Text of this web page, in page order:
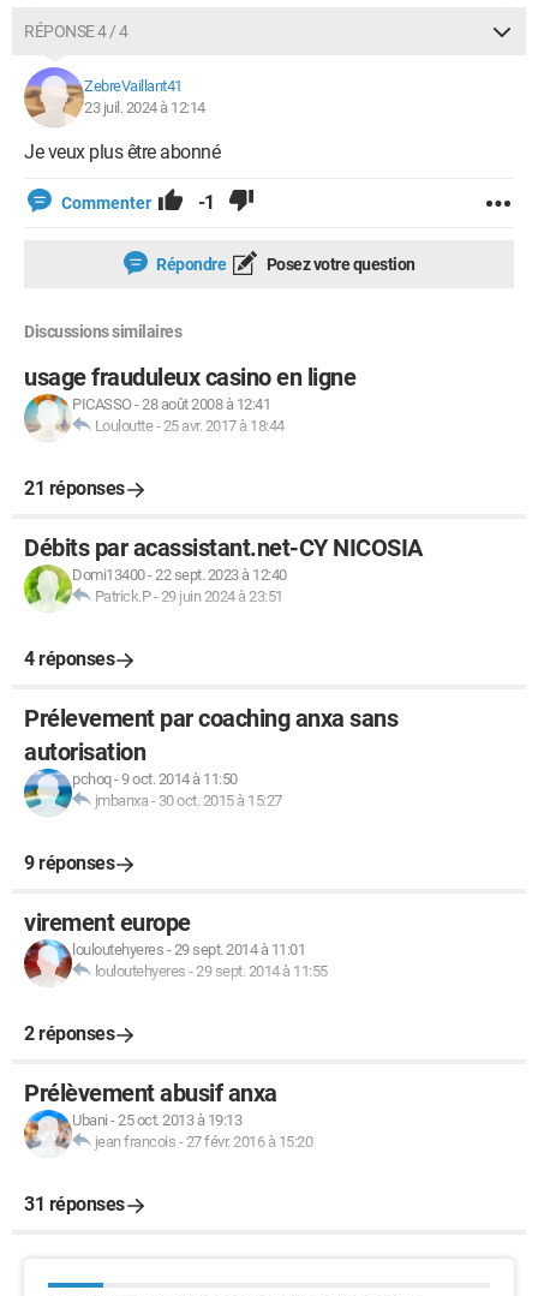
RÉPONSE 4 / 4
ZebreVaillant41
23 juil. 2024 à 12:14
Je veux plus être abonné
Commenter -1
Répondre Posez votre question
Discussions similaires
usage frauduleux casino en ligne
PICASSO -28 août 2008 à 12:41
Louloutte-25 avr. 2017 à 18:44
21 réponses
Débits par acassistant.net-CY NICOSIA
Domi13400-22 sept. 2023 à 12:40
Patrick.P-29 juin 2024 à 23:51
4 réponses
Prélevement par coaching anxa sans
autorisation
pchoq-9 oct. 2014 à 11:50
jmbanxa - 30 oct. 2015 à 15:27
9 réponses
virement europe
louloutehyeres -29 sept. 2014 à 11:01
louloutehyeres -29 sept. 2014 à 11:55
2 réponses
Prélèvement abusif anxa
Ubani -25 oct. 2013 à 19:13
jean francois -27 févr. 2016 à 15:20
31 réponses